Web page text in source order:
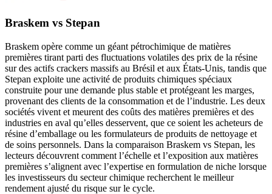
Braskem vs Stepan
Braskem opère comme un géant pétrochimique de matières
premières tirant parti des fluctuations volatiles des prix de la résine
sur des actifs crackers massifs au Brésil et aux États-Unis, tandis que
Stepan exploite une activité de produits chimiques spéciaux
construite pour une demande plus stable et protégeant les marges,
provenant des clients de la consommation et de l’industrie. Les deux
sociétés vivent et meurent des coûts des matières premières et des
industries en aval qu’elles desservent, que ce soient les acheteurs de
résine d’emballage ou les formulateurs de produits de nettoyage et
de soins personnels. Dans la comparaison Braskem vs Stepan, les
lecteurs découvrent comment l’échelle et l’exposition aux matières
premières s’alignent avec l’expertise en formulation de niche lorsque
les investisseurs du secteur chimique recherchent le meilleur
rendement ajusté du risque sur le cycle.